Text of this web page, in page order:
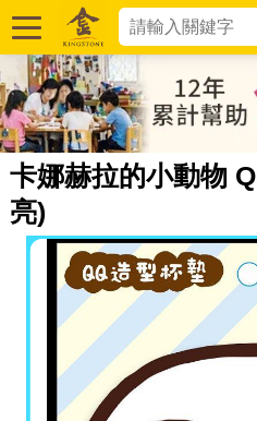
卡娜赫拉的小動物
亮)